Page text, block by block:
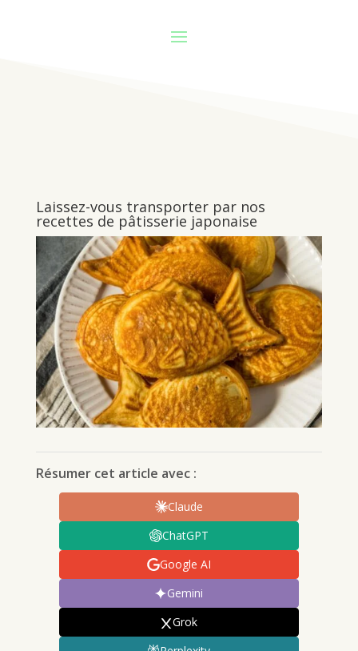
Laissez-vous transporter par nos
recettes de pâtisserie japonaise
Résumer cet article avec :
Claude
ChatGPT
Google AI
Gemini
Grok